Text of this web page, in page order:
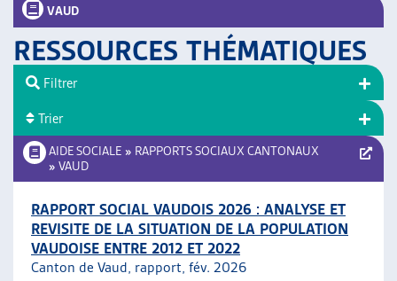
NOS PUBLICATIONS
DOSSIERS DU MOIS
VEILLE
RESSOURCES
GUIDE SOCIAL ROMAND
AUTRES
ARTIAS
VAUD
RESSOURCES THÉMATIQUES
AIDE SOCIALE » RAPPORTS SOCIAUX CANTONAUX
» VAUD
RAPPORT SOCIAL VAUDOIS 2026 : ANALYSE ET
REVISITE DE LA SITUATION DE LA POPULATION
VAUDOISE ENTRE 2012 ET 2022
Canton de Vaud, rapport, fév. 2026
Filtrer
Trier